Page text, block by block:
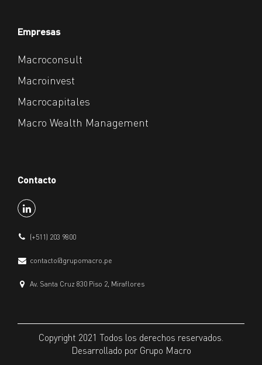
Empresas
Macroconsult
Macroinvest
Macrocapitales
Macro Wealth Management
Contacto
(+511) 203 9800
contacto@grupomacro.pe
Av. Santa Cruz 830 Piso 2, Miraflores
Copyright 2021 Todos los derechos reservados.
Desarrollado por Grupo Macro